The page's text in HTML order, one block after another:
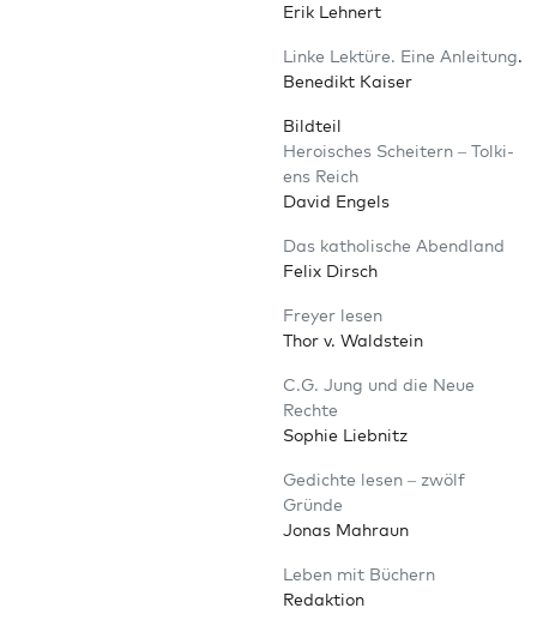
Erik Lehnert
Lin­ke Lek­tü­re. Eine Anlei­tung.
Bene­dikt Kaiser
Bild­teil
Heroi­sches Schei­tern – Tol­ki­
ens Reich
David Engels
Das katho­li­sche Abendland
Felix Dirsch
Frey­er lesen
Thor v. Waldstein
C.G. Jung und die Neue
Rechte
Sophie Liebnitz
Gedich­te lesen – zwölf
Gründe
Jonas Mahraun
Leben mit Büchern
Redaktion